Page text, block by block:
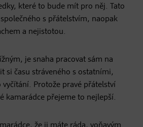
které to bude mít pro něj. Tato
s přátelstvím, naopak
a nejistotou.
je snaha pracovat sám na
si času stráveného s ostatními,
vyčítání. Protože pravé přátelství
kamarádce přejeme to nejlepší.
že ji máte ráda, voňavým